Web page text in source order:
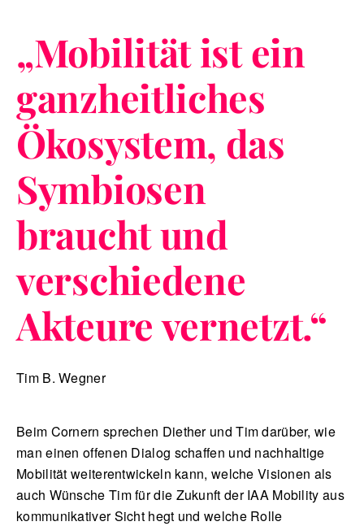
„Mobilität ist ein
ganzheitliches
Ökosystem, das
Symbiosen
braucht und
verschiedene
Akteure vernetzt.“
Tim B. Wegner
Beim Cornern sprechen Diether und Tim darüber, wie
man einen offenen Dialog schaffen und nachhaltige
Mobilität weiterentwickeln kann, welche Visionen als
auch Wünsche Tim für die Zukunft der IAA Mobility aus
kommunikativer Sicht hegt und welche Rolle